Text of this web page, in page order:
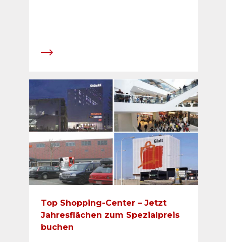
Top Shopping-Center – Jetzt
Jahresflächen zum Spezialpreis
buchen